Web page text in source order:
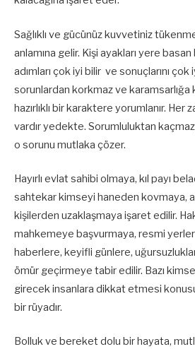
Sağlıklı ve gücünüz kuvvetiniz
anlamına gelir. Kişi ayakları yere
adımları çok iyi bilir ve sonuçlarını
sorunlardan korkmaz ve karamsarlığa
hazırlıklı bir karaktere yorumlanır. Her
vardır yedekte. Sorumluluktan
o sorunu mutlaka çözer.
Hayırlı evlat sahibi olmaya, kıl payı
sahtekar kimseyi haneden kovmaya,
kişilerden uzaklaşmaya işaret edilir.
mahkemeye başvurmaya, resmi
haberlere, keyifli günlere,
ömür geçirmeye tabir edilir. Bazı
girecek insanlara dikkat etmesi
bir rüyadır.
Bolluk ve bereket dolu bir hayata,